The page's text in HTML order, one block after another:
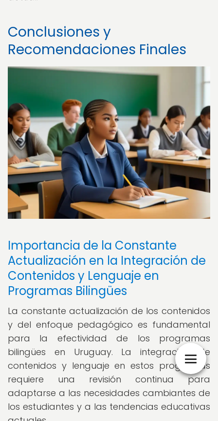
Conclusiones y
Recomendaciones Finales
Importancia de la Constante
Actualización en la Integración de
Contenidos y Lenguaje en
Programas Bilingües
La constante actualización de los contenidos
y del enfoque pedagógico es fundamental
para la efectividad de los programas
bilingües en Uruguay. La integración de
contenidos y lenguaje en estos programas
requiere una revisión continua para
adaptarse a las necesidades cambiantes de
los estudiantes y a las tendencias educativas